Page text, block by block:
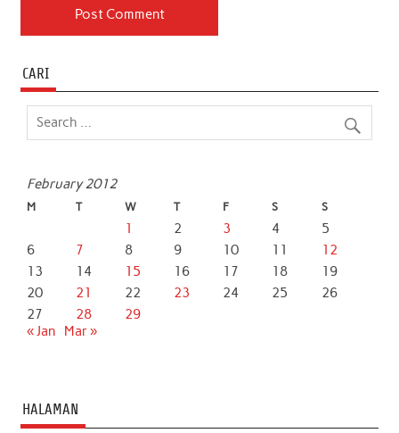
CARI
February 2012
M T W T F S S
1 2 3 4
5
6
7 8 9 10 11
12
13
14 15 16 17 18
19
20
21 22 23 24 25
26
27
28
29
« Jan
Mar »
HALAMAN